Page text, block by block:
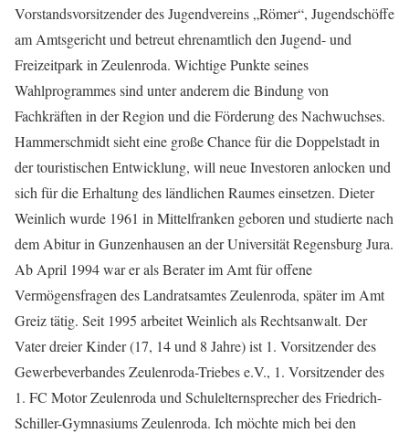
Vorstandsvorsitzender des Jugendvereins „Römer“, Jugendschöffe
am Amtsgericht und betreut ehrenamtlich den Jugend- und
Freizeitpark in Zeulenroda. Wichtige Punkte seines
Wahlprogrammes sind unter anderem die Bindung von
Fachkräften in der Region und die Förderung des Nachwuchses.
Hammerschmidt sieht eine große Chance für die Doppelstadt in
der touristischen Entwicklung, will neue Investoren anlocken und
sich für die Erhaltung des ländlichen Raumes einsetzen. Dieter
Weinlich wurde 1961 in Mittelfranken geboren und studierte nach
dem Abitur in Gunzenhausen an der Universität Regensburg Jura.
Ab April 1994 war er als Berater im Amt für offene
Vermögensfragen des Landratsamtes Zeulenroda, später im Amt
Greiz tätig. Seit 1995 arbeitet Weinlich als Rechtsanwalt. Der
Vater dreier Kinder (17, 14 und 8 Jahre) ist 1. Vorsitzender des
Gewerbeverbandes Zeulenroda-Triebes e.V., 1. Vorsitzender des
1. FC Motor Zeulenroda und Schulelternsprecher des Friedrich-
Schiller-Gymnasiums Zeulenroda. Ich möchte mich bei den